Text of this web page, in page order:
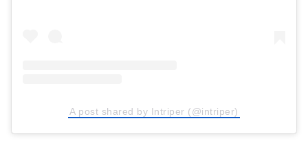
A post shared by Intriper (@intriper)